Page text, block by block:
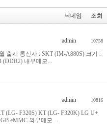
닉네임 조회
admin
10758
출시 통신사 : SKT (IM-A880S) 크기 :
(DDR2) 내부메모...
admin
10816
(LG- F320S) KT (LG- F320K) LG U+
eMMC 외부메모...